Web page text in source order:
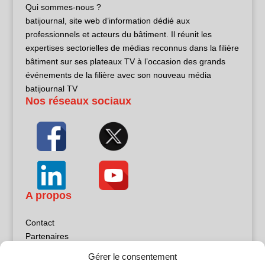
Gérer le consentement
Qui sommes-nous ?
batijournal, site web d’information dédié aux
professionnels et acteurs du bâtiment. Il réunit les
expertises sectorielles de médias reconnus dans la filière
bâtiment sur ses plateaux TV à l’occasion des grands
événements de la filière avec son nouveau média
batijournal TV
Nos réseaux sociaux
A propos
Contact
Partenaires